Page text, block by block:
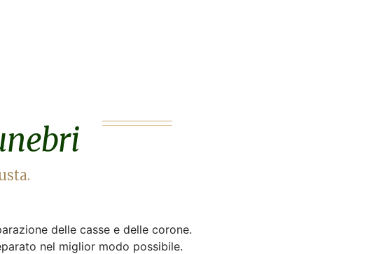
delle casse e delle corone.
nel miglior modo possibile.